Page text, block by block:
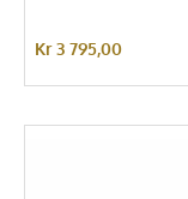
Kr 3 795,00